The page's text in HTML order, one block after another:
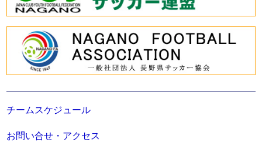
チームスケジュール
お問い合せ・アクセス